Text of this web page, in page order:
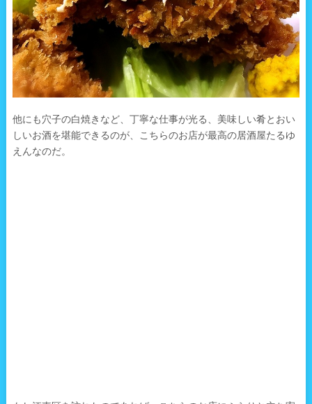
他にも穴子の白焼きなど、丁寧な仕事が光る、美味しい肴とおい
しいお酒を堪能できるのが、こちらのお店が最高の居酒屋たるゆ
えんなのだ。